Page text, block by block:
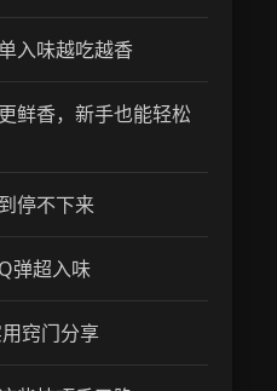
入味越吃越香
鲜香，新手也能轻松
停不下来
弹超入味
窍门分享